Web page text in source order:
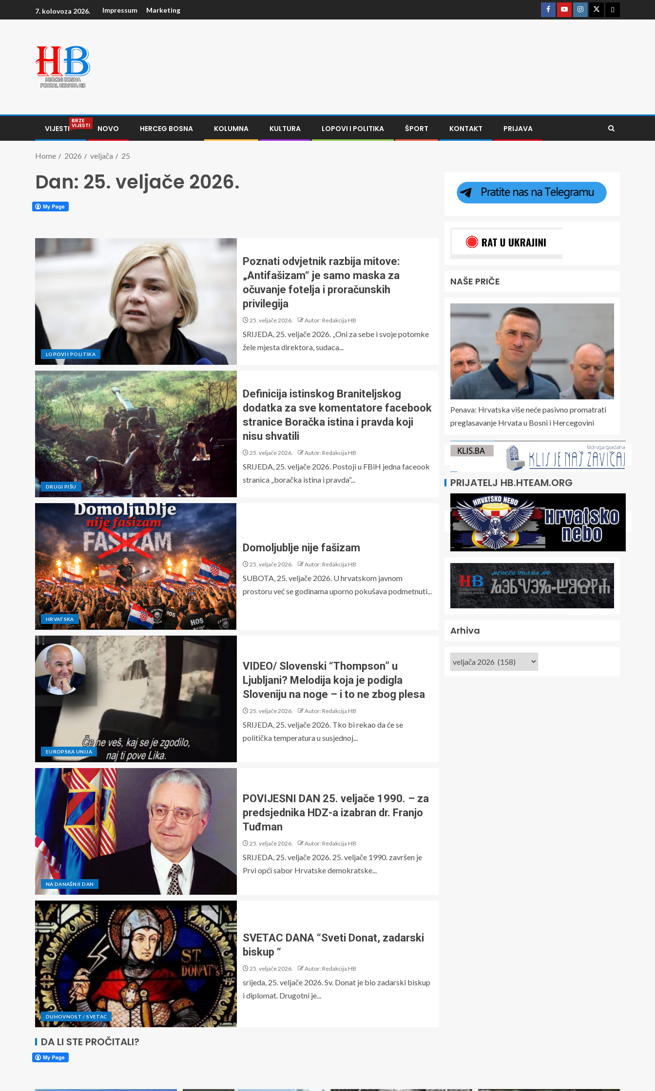
7. kolovoza 2026. Impressum Marketing
VIJESTI
BRZE
VIJESTI NOVO HERCEG BOSNA KOLUMNA KULTURA LOPOVI I POLITIKA ŠPORT KONTAKT PRIJAVA
Home 2026 veljača 25
Dan: 25. veljače 2026.
LOPOVI I POLITIKA
Poznati odvjetnik razbija mitove:
„Antifašizam“ je samo maska za
očuvanje fotelja i proračunskih
privilegija
25. veljače 2026. Autor: Redakcija HB
SRIJEDA, 25. veljače 2026. „Oni za sebe i svoje potomke
žele mjesta direktora, sudaca...
DRUGI PIŠU
Definicija istinskog Braniteljskog
dodatka za sve komentatore facebook
stranice Boračka istina i pravda koji
nisu shvatili
25. veljače 2026. Autor: Redakcija HB
SRIJEDA, 25. veljače 2026. Postoji u FBiH jedna faceook
stranica „boračka istina i pravda“...
HRVATSKA
Domoljublje nije fašizam
25. veljače 2026. Autor: Redakcija HB
SUBOTA, 25. veljače 2026. U hrvatskom javnom
prostoru već se godinama uporno pokušava podmetnuti...
EUROPSKA UNIJA
VIDEO/ Slovenski “Thompson” u
Ljubljani? Melodija koja je podigla
Sloveniju na noge – i to ne zbog plesa
25. veljače 2026. Autor: Redakcija HB
SRIJEDA, 25. veljače 2026. Tko bi rekao da će se
politička temperatura u susjednoj...
NA DANAŠNJI DAN
POVIJESNI DAN 25. veljače 1990. – za
predsjednika HDZ-a izabran dr. Franjo
Tuđman
25. veljače 2026. Autor: Redakcija HB
SRIJEDA, 25. veljače 2026. 25. veljače 1990. završen je
Prvi opći sabor Hrvatske demokratske...
DUHOVNOST / SVETAC
SVETAC DANA “Sveti Donat, zadarski
biskup “
25. veljače 2026. Autor: Redakcija HB
srijeda, 25. veljače 2026. Sv. Donat je bio zadarski biskup
i diplomat. Drugotni je...
NAŠE PRIČE
Penava: Hrvatska više neće pasivno promatrati
preglasavanje Hrvata u Bosni i Hercegovini
PRIJATELJ HB.HTEAM.ORG
Arhiva
DA LI STE PROČITALI?